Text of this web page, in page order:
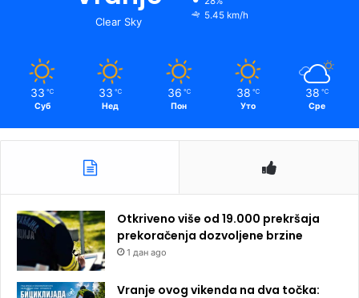
Clear Sky
5.45 km/h
33 ℃
Суб
33 ℃
Нед
36 ℃
Пон
38 ℃
Уто
38 ℃
Сре
Otkriveno više od 19.000 prekršaja
prekoračenja dozvoljene brzine
1 дан ago
Vranje ovog vikenda na dva točka: